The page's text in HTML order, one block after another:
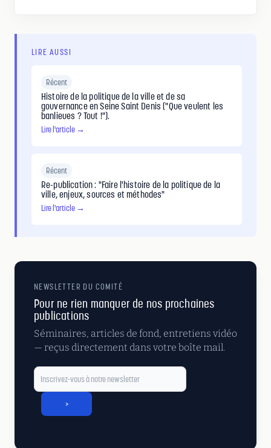
LIRE AUSSI
Récent
Histoire de la politique de la ville et de sa
gouvernance en Seine Saint Denis ("Que veulent les
banlieues ? Tout !").
Lire l'article →
Récent
Re-publication : "Faire l'histoire de la politique de la
ville, enjeux, sources et méthodes"
Lire l'article →
NEWSLETTER DU COMITÉ
Pour ne rien manquer de nos prochaines
publications
Séminaires, articles de fond, entretiens vidéo
— reçus directement dans votre boîte mail.
>